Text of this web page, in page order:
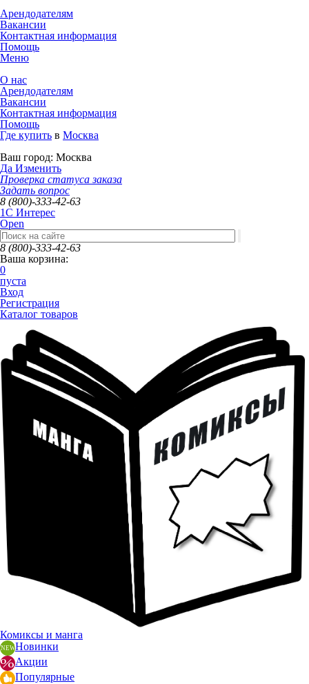
Арендодателям
Вакансии
Контактная информация
Помощь
Меню
О нас
Арендодателям
Вакансии
Контактная информация
Помощь
Где купить в Москва
Ваш город: Москва
Да Изменить
Проверка статуса заказа
Задать вопрос
8 (800)-333-42-63
1C Интерес
Open
8 (800)-333-42-63
Ваша корзина:
0
пуста
Вход
Регистрация
Каталог товаров
Комиксы и манга
Новинки
Акции
Популярные